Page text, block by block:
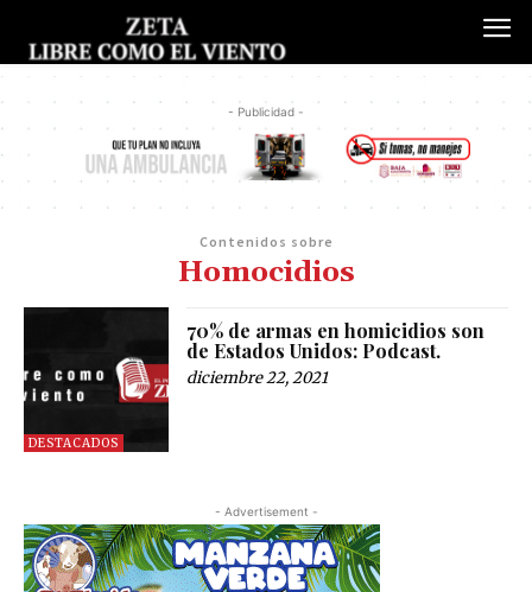
- Publicidad -
Contenidos sobre
Homocidios
DESTACADOS
70% de armas en homicidios son
de Estados Unidos: Podcast.
diciembre 22, 2021
- Advertisement -